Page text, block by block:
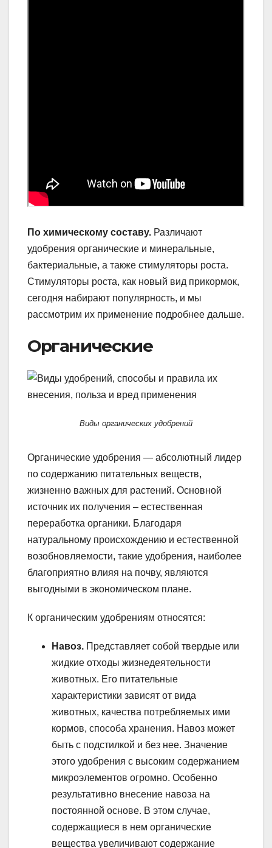
По химическому составу. Различают
удобрения органические и минеральные,
бактериальные, а также стимуляторы роста.
Стимуляторы роста, как новый вид прикормок,
сегодня набирают популярность, и мы
рассмотрим их применение подробнее дальше.
Органические
Виды органических удобрений
Органические удобрения — абсолютный лидер
по содержанию питательных веществ,
жизненно важных для растений. Основной
источник их получения – естественная
переработка органики. Благодаря
натуральному происхождению и естественной
возобновляемости, такие удобрения, наиболее
благоприятно влияя на почву, являются
выгодными в экономическом плане.
К органическим удобрениям относятся:
Навоз. Представляет собой твердые или
жидкие отходы жизнедеятельности
животных. Его питательные
характеристики зависят от вида
животных, качества потребляемых ими
кормов, способа хранения. Навоз может
быть с подстилкой и без нее. Значение
этого удобрения с высоким содержанием
микроэлементов огромно. Особенно
результативно внесение навоза на
постоянной основе. В этом случае,
содержащиеся в нем органические
вещества увеличивают содержание